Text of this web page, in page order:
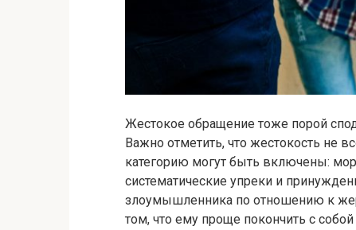
Жестокое обращение тоже порой
Важно отметить, что жестокость не
категорию могут быть включены:
систематические упреки и
злоумышленника по отношению к
том, что ему проще покончить с